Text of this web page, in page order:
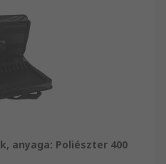
anyaga: Poliészter 400